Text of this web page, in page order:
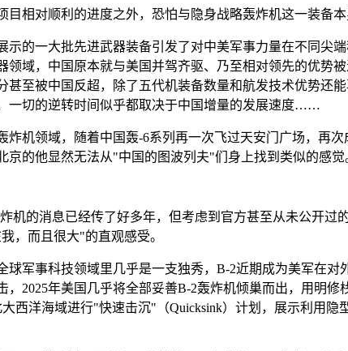
目相对顺利的进度之外，恐怕与隐身战略轰炸机这一装备
示的一大批先进武器装备引发了对中美军事力量在不同
领域，中国原本就与美国并驾齐驱、乃至相对领先的优
甚至被中国反超，除了五代机装备数量和航发技术优势
一切的逆转时间似乎都取决于中国增量的发展速度……
炸机领域，随着中国轰-6系列再一次飞过天安门广场，再
京的他显然无法从"中国的图波列夫"们身上找到类似的感觉
机的消息已经传了好多年，但考虑到官方甚至从未公开
，而且很大"的直观感受。
球军事科技领域里几乎是一支独秀，B-2近期成为美军在
，2025年美国几乎将全部妥善B-2轰炸机倾巢而出，用明
西洋海域进行"快速击沉"（Quicksink）计划，展示利用